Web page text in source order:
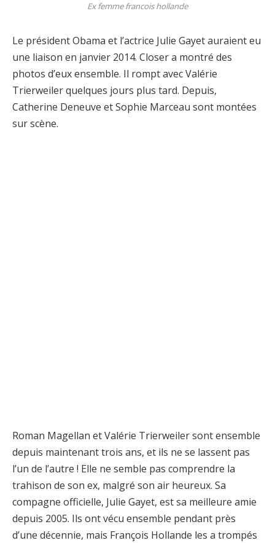
Ex femme francois hollande
Le président Obama et l’actrice Julie Gayet auraient eu
une liaison en janvier 2014. Closer a montré des
photos d’eux ensemble. Il rompt avec Valérie
Trierweiler quelques jours plus tard. Depuis,
Catherine Deneuve et Sophie Marceau sont montées
sur scène.
Roman Magellan et Valérie Trierweiler sont ensemble
depuis maintenant trois ans, et ils ne se lassent pas
l’un de l’autre ! Elle ne semble pas comprendre la
trahison de son ex, malgré son air heureux. Sa
compagne officielle, Julie Gayet, est sa meilleure amie
depuis 2005. Ils ont vécu ensemble pendant près
d’une décennie, mais François Hollande les a trompés